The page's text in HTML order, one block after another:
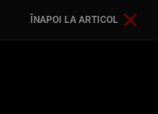
ÎNAPOI LA ARTICOL